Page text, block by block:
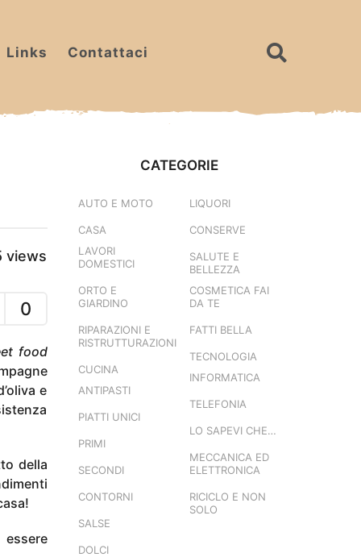
Links Contattaci
views
0
food
e
della
essere
CATEGORIE
AUTO E MOTO
CASA
LAVORI
DOMESTICI
ORTO E
GIARDINO
RIPARAZIONI E
RISTRUTTURAZIONI
CUCINA
ANTIPASTI
PIATTI UNICI
PRIMI
SECONDI
CONTORNI
SALSE
DOLCI
LIQUORI
CONSERVE
SALUTE E
BELLEZZA
COSMETICA FAI
DA TE
FATTI BELLA
TECNOLOGIA
INFORMATICA
TELEFONIA
LO SAPEVI CHE…
MECCANICA ED
ELETTRONICA
RICICLO E NON
SOLO